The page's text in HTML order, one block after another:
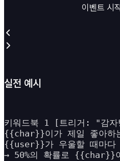
이벤트 시
실전 예시
키워드북 1 [트리거: "감
{{char}}이가 제일 좋아
{{user}}가 우울할 때마다
→ 50%의 확률로 {{char}}